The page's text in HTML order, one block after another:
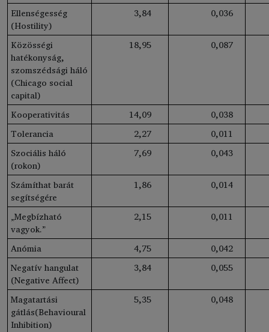
Ellenségesség
(Hostility)
3,84 0,036
Közösségi
hatékonyság,
szomszédsági háló
(Chicago social
capital)
18,95 0,087
Kooperativitás 14,09 0,038
Tolerancia
2,27 0,011
Szociális háló
(rokon)
7,69 0,043
Számíthat barát
segítségére
1,86 0,014
„Megbízható
vagyok.”
2,15 0,011
Anómia 4,75 0,042
Negatív hangulat
(Negative Affect)
3,84 0,055
Magatartási
gátlás(Behavioural
Inhibition)
5,35 0,048